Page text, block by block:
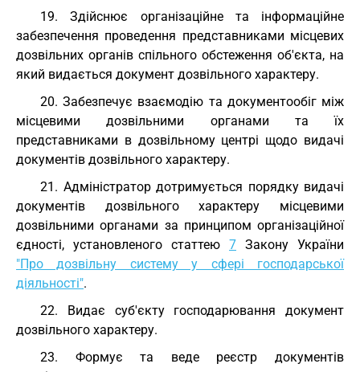
19. Здійснює організаційне та інформаційне
забезпечення проведення представниками місцевих
дозвільних органів спільного обстеження об'єкта, на
який видається документ дозвільного характеру.
20. Забезпечує взаємодію та документообіг між
місцевими дозвільними органами та їх
представниками в дозвільному центрі щодо видачі
документів дозвільного характеру.
21. Адміністратор дотримується порядку видачі
документів дозвільного характеру місцевими
дозвільними органами за принципом організаційної
єдності, установленого статтею 7 Закону України
"Про дозвільну систему у сфері господарської
діяльності".
22. Видає суб'єкту господарювання документ
дозвільного характеру.
23. Формує та веде реєстр документів